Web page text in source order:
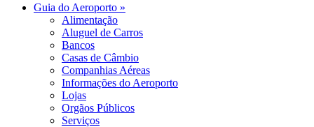
Guia do Aeroporto »
Alimentação
Aluguel de Carros
Bancos
Casas de Câmbio
Companhias Aéreas
Informações do Aeroporto
Lojas
Orgãos Públicos
Serviços